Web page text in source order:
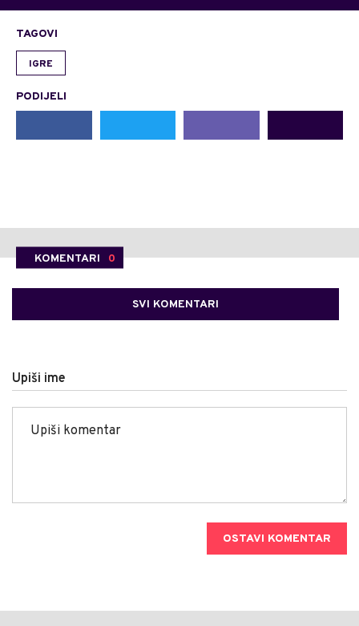
TAGOVI
IGRE
PODIJELI
KOMENTARI 0
SVI KOMENTARI
Upiši ime
OSTAVI KOMENTAR